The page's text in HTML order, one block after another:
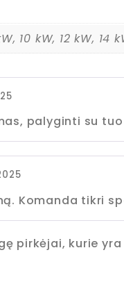
10 kW, 12 kW, 14
palyginti su
Komanda tikri
pirkėjai, kurie